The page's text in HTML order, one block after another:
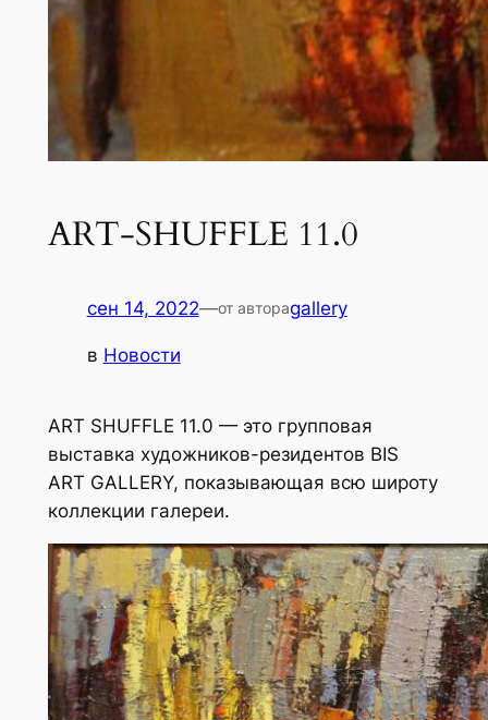
ART-SHUFFLE 11.0
сен 14, 2022—от автораgallery
в Новости
ART SHUFFLE 11.0 — это групповая
выставка художников-резидентов BIS
ART GALLERY, показывающая всю широту
коллекции галереи.